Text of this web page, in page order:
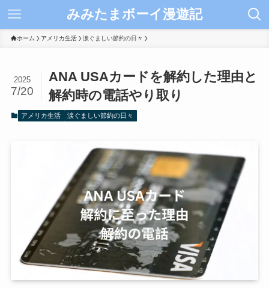
みみたまボーイ漫遊記
ホーム アメリカ生活 涙ぐましい節約の日々
ANA USAカードを解約した理由と
解約時の電話やり取り
2025
7/20
アメリカ生活 涙ぐましい節約の日々